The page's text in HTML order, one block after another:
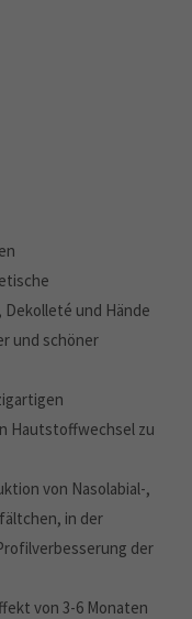
und Hände
und schöner
Hautstoffwechsel zu
von Nasolabial-,
in der
der
von 3-6 Monaten